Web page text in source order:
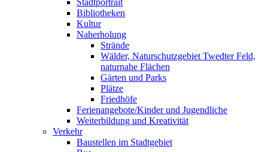
Stadtportrait
Bibliotheken
Kultur
Naherholung
Strände
Wälder, Naturschutzgebiet Twedter Feld,
naturnahe Flächen
Gärten und Parks
Plätze
Friedhöfe
Ferienangebote/Kinder und Jugendliche
Weiterbildung und Kreativität
Verkehr
Baustellen im Stadtgebiet